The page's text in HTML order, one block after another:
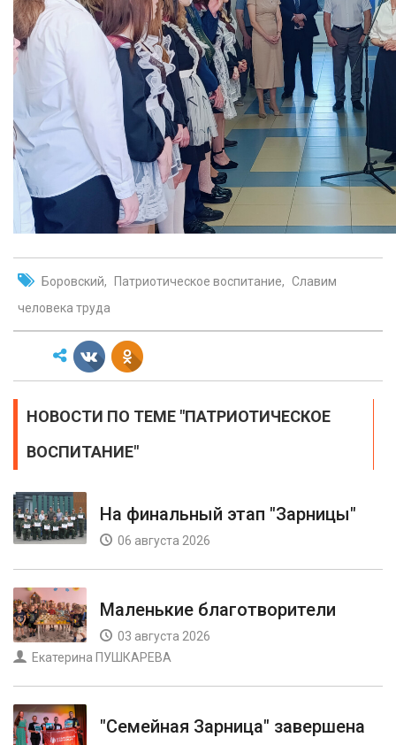
Боровский Патриотическое воспитание
Славим
человека труда
НОВОСТИ ПО ТЕМЕ "ПАТРИОТИЧЕСКОЕ
ВОСПИТАНИЕ"
На финальный этап "Зарницы"
06 августа 2026
Маленькие благотворители
03 августа 2026
Екатерина ПУШКАРЕВА
"Семейная Зарница" завершена